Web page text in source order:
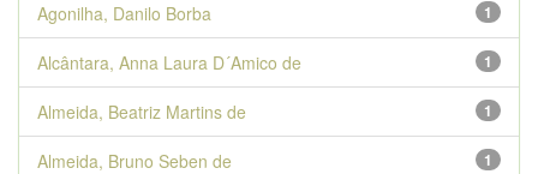
1
Agonilha, Danilo Borba
1
Alcântara, Anna Laura D´Amico de
1
Almeida, Beatriz Martins de
1
Almeida, Bruno Seben de